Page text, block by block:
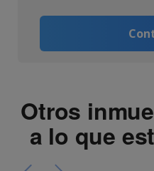
Otros
a lo que